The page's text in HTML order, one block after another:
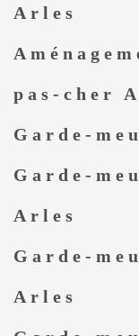
Arles
pas-cher
Garde-
Garde-
Arles
Garde-
Arles